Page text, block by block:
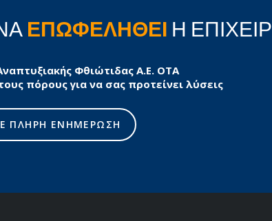
ΕΠΩΦΕΛΗΘΕΙ Η
Φθιώτιδας Α.Ε. ΟΤΑ
πόρους για να σας προτείνει λύσεις
ΠΛΗΡΗ ΕΝΗΜΕΡΩΣΗ